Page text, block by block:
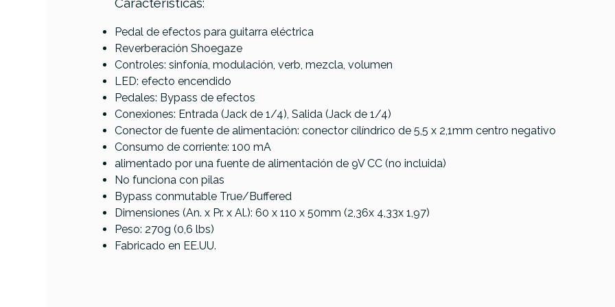
Características:
Pedal de efectos para guitarra eléctrica
Reverberación Shoegaze
Controles: sinfonía, modulación, verb, mezcla, volumen
LED: efecto encendido
Pedales: Bypass de efectos
Conexiones: Entrada (Jack de 1/4), Salida (Jack de 1/4)
Conector de fuente de alimentación: conector cilíndrico de 5,5 x 2,1mm centro negativo
Consumo de corriente: 100 mA
alimentado por una fuente de alimentación de 9V CC (no incluida)
No funciona con pilas
Bypass conmutable True/Buffered
Dimensiones (An. x Pr. x Al.): 60 x 110 x 50mm (2,36x 4,33x 1,97)
Peso: 270g (0,6 lbs)
Fabricado en EE.UU.
Referencia PEDAGUICAT031
Catalinbread
Topanga
CBX Gated
Reverb
Devices